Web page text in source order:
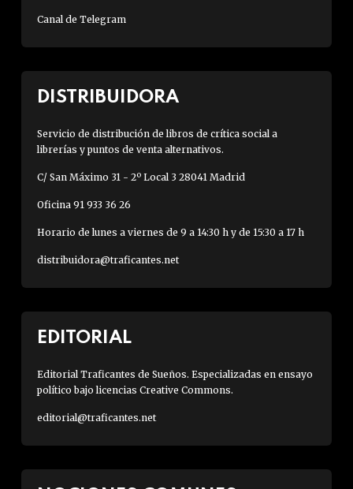
Canal de Telegram
DISTRIBUIDORA
Servicio de distribución de libros de crítica social a
librerías y puntos de venta alternativos.
C/ San Máximo 31 - 2º Local 3 28041 Madrid
Oficina 91 933 36 26
Horario de lunes a viernes de 9 a 14:30 h y de 15:30 a 17 h
distribuidora@traficantes.net
EDITORIAL
Editorial Traficantes de Sueños. Especializadas en ensayo
político bajo licencias Creative Commons.
editorial@traficantes.net